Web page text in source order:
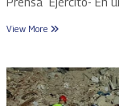
View More